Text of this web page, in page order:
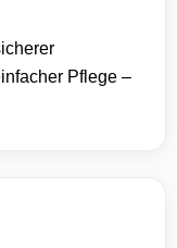
Pflege –